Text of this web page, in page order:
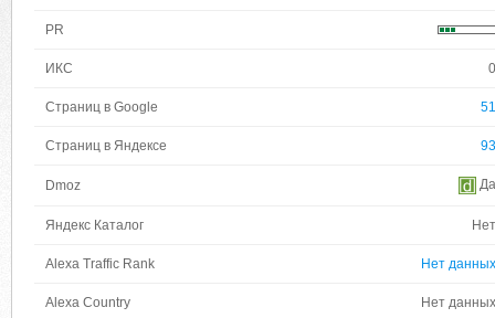
PR
ИКС 0
Страниц в Google 51
Страниц в Яндексе 93
Dmoz Да
Яндекс Каталог Нет
Alexa Traffic Rank Нет данных
Alexa Country Нет данных